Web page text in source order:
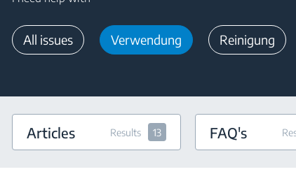
All issues Verwendung Reinigung
Articles Results 13 FAQ's